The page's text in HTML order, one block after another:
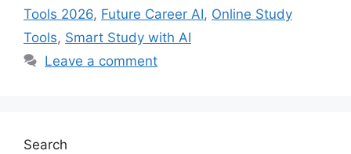
Tools 2026, Future Career AI, Online Study
Tools, Smart Study with AI
Leave a comment
Search